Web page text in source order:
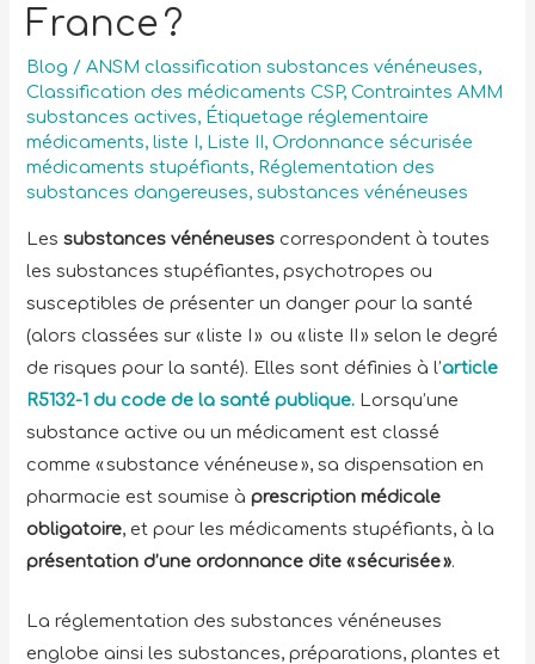
France ?
Blog /ANSM classification substances vénéneuses,
Classification des médicaments CSP,Contraintes AMM
substances actives, Étiquetage réglementaire
médicaments,liste I, Liste II,Ordonnance sécurisée
médicaments stupéfiants, Réglementation des
substances dangereuses,substances vénéneuses
Lessubstances vénéneuses correspondent à toutes
les substances stupéfiantes, psychotropes ou
susceptibles de présenter un danger pour la santé
(alors classées sur « liste I » ou « liste II » selon le degré
de risques pour la santé). Elles sont définies à l’article
R5132-1 du code de la santé publique. Lorsqu’une
substance active ou un médicament est classé
comme « substance vénéneuse », sa dispensation en
pharmacie est soumise àprescription médicale
obligatoire, et pour les médicaments stupéfiants, à la
présentation d’une ordonnance dite « sécurisée ».
La réglementation des substances vénéneuses
englobe ainsi les substances, préparations, plantes et